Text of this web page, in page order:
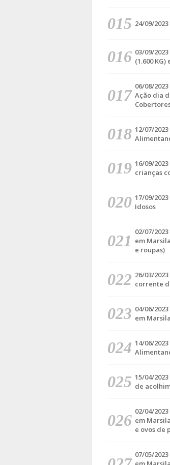
24/09/
03/09/
(1.600 KG)
06/08/
Ação dia
12/07/
16/09/
crianças
17/09/
Idosos
02/07/
em
e roupas)
26/03/
corrente
04/06/
em
14/06/
15/04/
de
02/04/
em
e ovos de
07/05/